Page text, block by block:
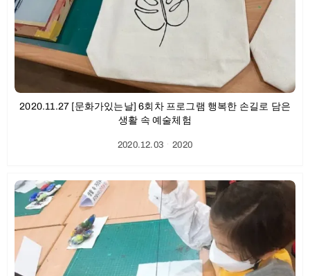
2020.11.27 [문화가있는날] 6회차 프로그램 행복한 손길로 담은
생활 속 예술체험
2020.12.03ㆍ2020